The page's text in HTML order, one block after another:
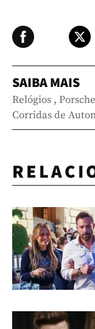
SAIBA MAIS
Relógios , Porsche
Corridas de